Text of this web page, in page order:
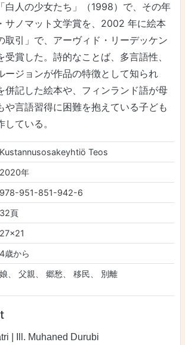
白人の少女たち」（1998）で、その年
サノマット文学賞を、2002 年に絵本
取引」で、アーヴィド・リーデッケン
受賞した。詩的なことば、多言語性、
ージョンが作品の特徴として知られ
併記した絵本や、フィンランド語が母
や言語習得に困難を抱えている子ども
ている。
Kustannusosakeyhtiö Teos
2020年
978-951-851-942-6
32頁
27x21
4歳から
娘、 父親、 郷愁、 移民、 別離
| Ill. Muhaned Durubi